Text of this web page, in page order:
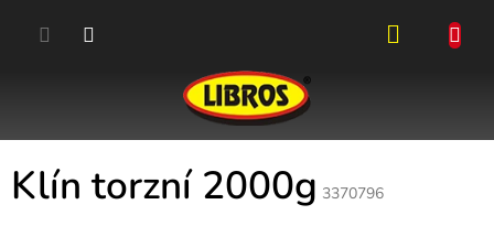
Klín torzní 2000g 3370796